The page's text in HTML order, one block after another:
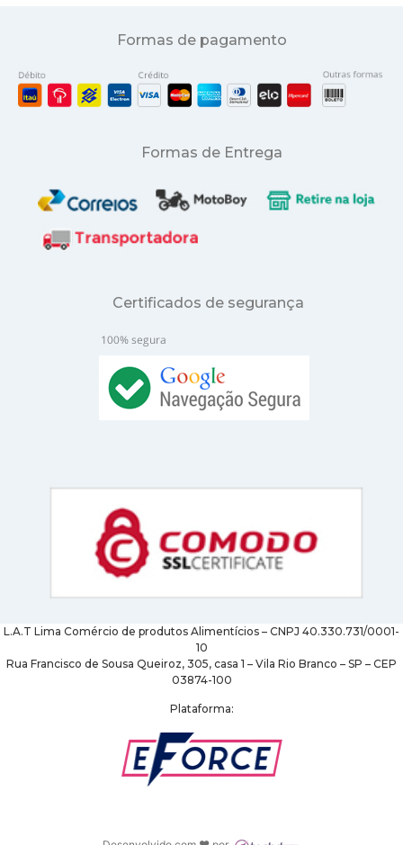
Formas de pagamento
Formas de Entrega
Certificados de segurança
L.A.T Lima Comércio de produtos Alimentícios – CNPJ 40.330.731/0001-
10
Rua Francisco de Sousa Queiroz, 305, casa 1 – Vila Rio Branco – SP – CEP
03874-100
Plataforma: